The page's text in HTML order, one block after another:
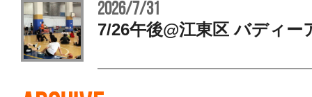
2026/7/31
7/26午後@江東区 バディ